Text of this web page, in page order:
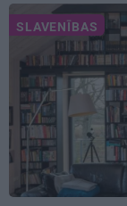
SLAVENĪBAS